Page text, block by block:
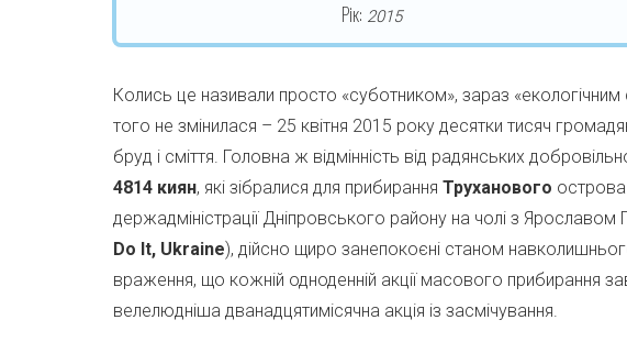
Рік: 2015
Колись це називали просто «суботником», зараз «екологічним
того не змінилася – 25 квітня 2015 року десятки тисяч
бруд і сміття. Головна ж відмінність від радянських
4814 киян, які зібралися для прибирання Труханового острова
держадміністрації Дніпровського району на чолі з
Do It, Ukraine), дійсно щиро занепокоєні станом
враження, що кожній одноденній акції масового прибирання
велелюдніша дванадцятимісячна акція із засмічування.